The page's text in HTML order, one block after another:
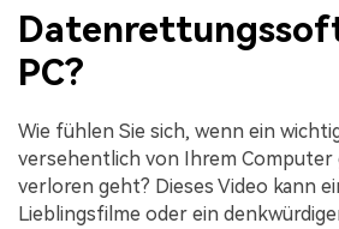
PC?
Wie fühlen Sie sich, wenn ein
versehentlich von Ihrem
verloren geht? Dieses Video kann
Lieblingsfilme oder ein